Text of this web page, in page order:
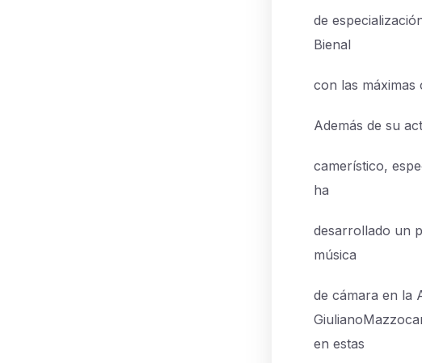
de
Bienal
con las máximas
Además de su
camerístico,
ha
desarrollado un
música
de cámara en la
en estas